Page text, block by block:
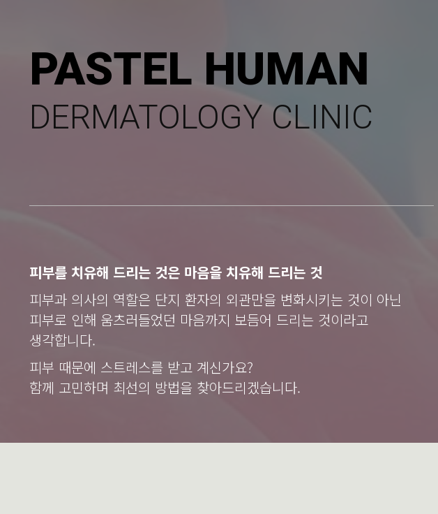
PASTEL HUMAN
DERMATOLOGY CLINIC
피부를 치유해 드리는 것은 마음을 치유해 드리는 것
피부과 의사의 역할은 단지 환자의 외관만을 변화시키는 것이 아닌
피부로 인해 움츠러들었던 마음까지 보듬어 드리는 것이라고
생각합니다.
피부 때문에 스트레스를 받고 계신가요?
함께 고민하며 최선의 방법을 찾아드리겠습니다.